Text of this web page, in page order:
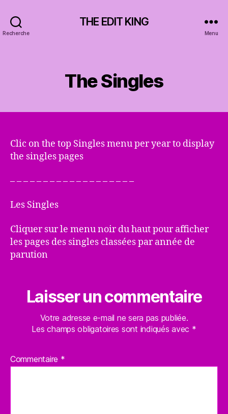
Recherche
THE EDIT KING
Menu
The Singles
Clic on the top Singles menu per year to display
the singles pages
– – – – – – – – – – – – – – – – – – –
Les Singles
Cliquer sur le menu noir du haut pour afficher
les pages des singles classées par année de
parution
Laisser un commentaire
Votre adresse e-mail ne sera pas publiée.
Les champs obligatoires sont indiqués avec *
Commentaire *